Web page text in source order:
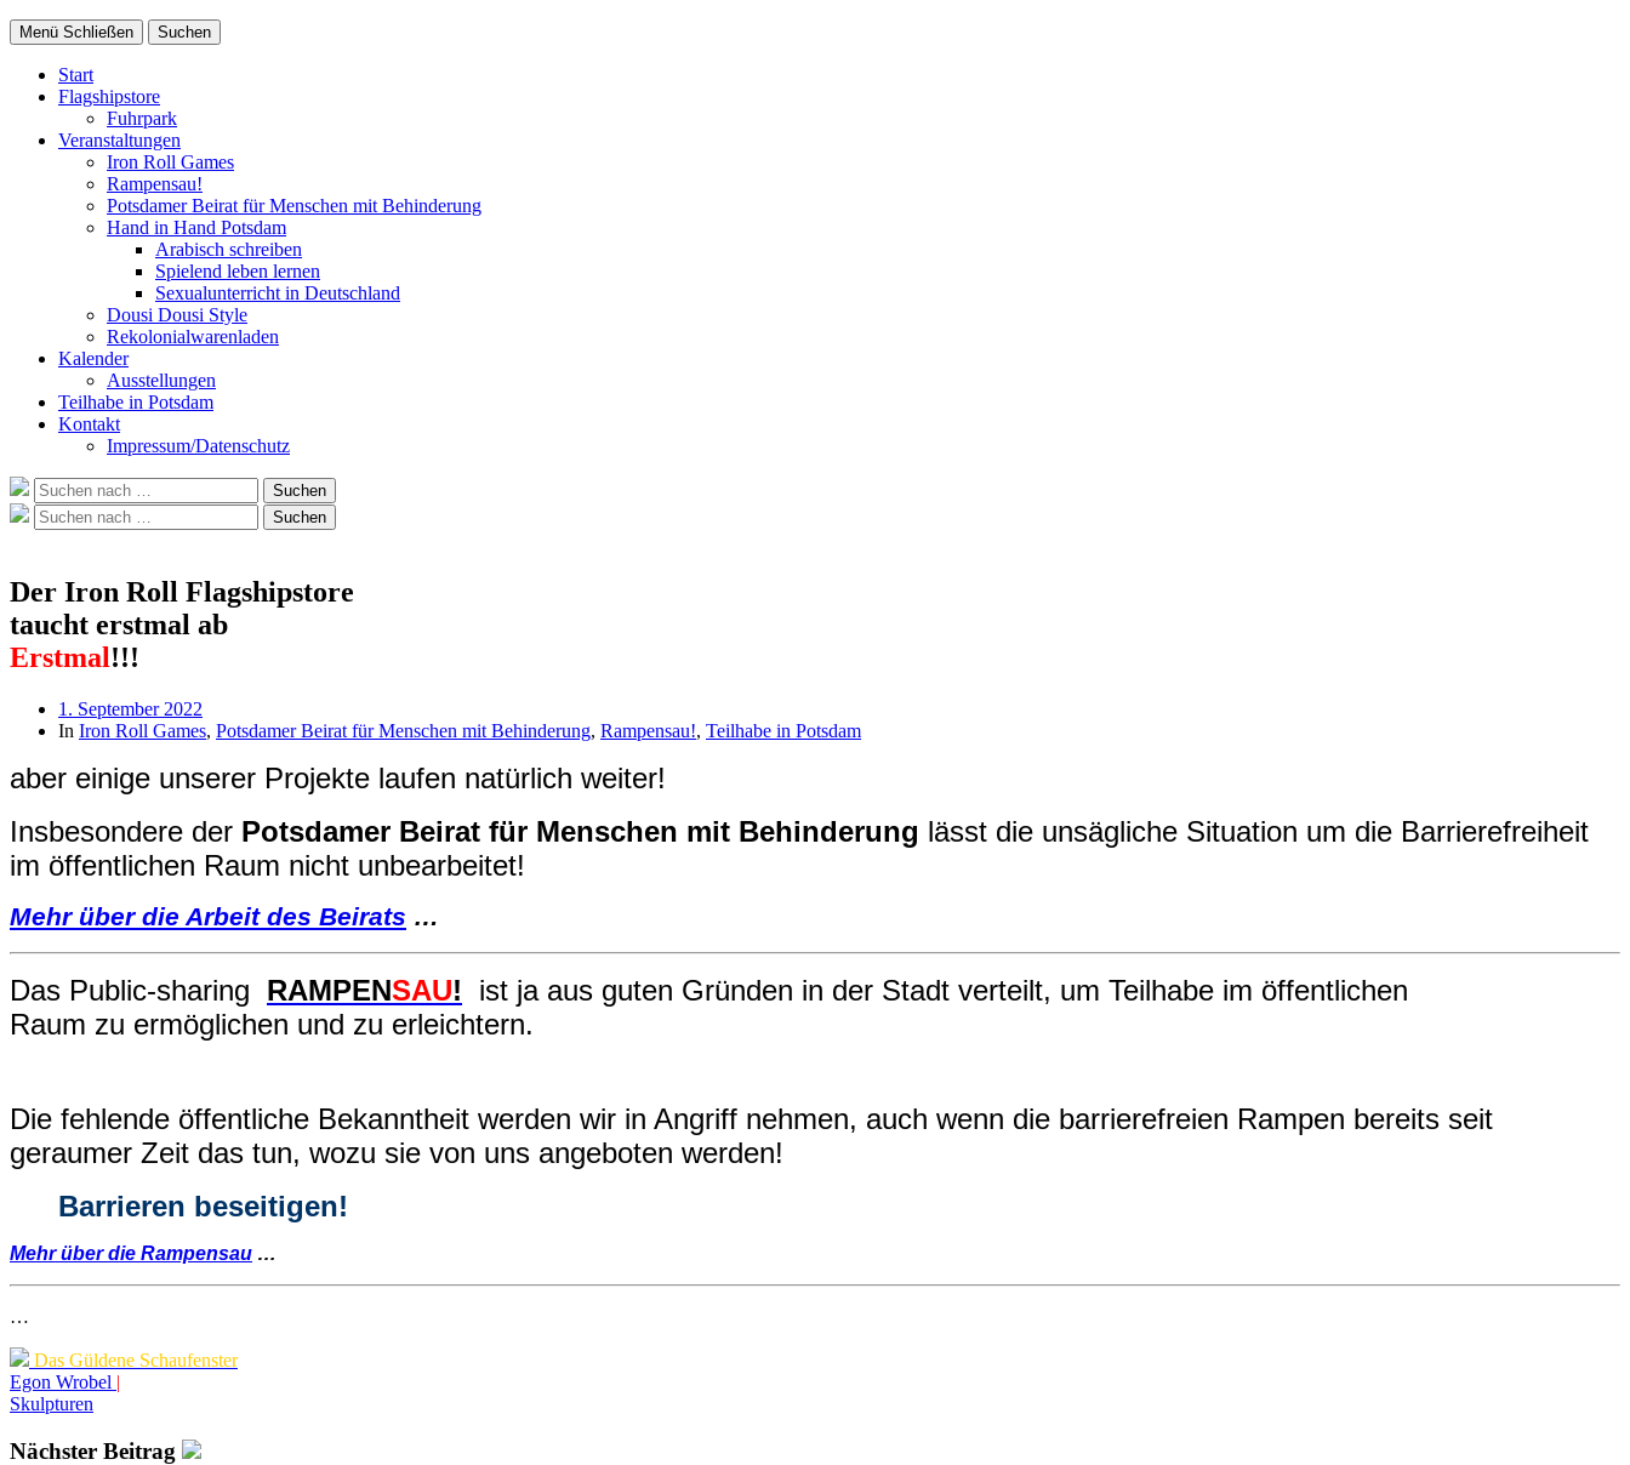
Menü Schließen Suchen
Start
Flagshipstore
Fuhrpark
Veranstaltungen
Iron Roll Games
Rampensau!
Potsdamer Beirat für Menschen mit Behinderung
Hand in Hand Potsdam
Arabisch schreiben
Spielend leben lernen
Sexualunterricht in Deutschland
Dousi Dousi Style
Rekolonialwarenladen
Kalender
Ausstellungen
Teilhabe in Potsdam
Kontakt
Impressum/Datenschutz
Suche
nach:
Suchen
Suche
nach:
Suchen
Der Iron Roll Flagshipstore
taucht erstmal ab
Erstmal!!!
Beitragsdatum
1. September 2022
In Iron Roll Games, Potsdamer Beirat für Menschen mit Behinderung, Rampensau!, Teilhabe in Potsdam
aber einige unserer Projekte laufen natürlich weiter!
Insbesondere der Potsdamer Beirat für Menschen mit Behinderung lässt die unsägliche Situation um die Barrierefreiheit
im öffentlichen Raum nicht unbearbeitet!
Mehr über die Arbeit des Beirats …
Das Public-sharing RAMPENSAU! ist ja aus guten Gründen in der Stadt verteilt, um Teilhabe im öffentlichen
Raum zu ermöglichen und zu erleichtern.
Die fehlende öffentliche Bekanntheit werden wir in Angriff nehmen, auch wenn die barrierefreien Rampen bereits seit
geraumer Zeit das tun, wozu sie von uns angeboten werden!
Barrieren beseitigen!
Mehr über die Rampensau …
…
Das Güldene Schaufenster
Egon Wrobel |
Skulpturen
Nächster Beitrag